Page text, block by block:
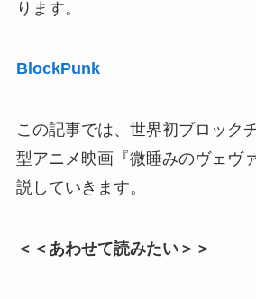
ります。
BlockPunk
この記事では、世界初ブロック
型アニメ映画『微睡みのヴェヴ
説していきます。
＜＜あわせて読みたい＞＞